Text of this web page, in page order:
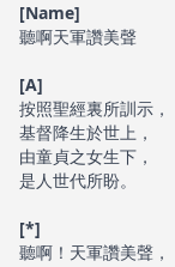
[Name]
聽啊天軍讚美聲
[A]
按照聖經裏所訓示，
基督降生於世上，
由童貞之女生下，
是人世代所盼。
[*]
聽啊！天軍讚美聲，